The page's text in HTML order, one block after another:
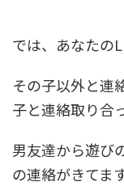
では、あなたの
その子以外と連
子と連絡取り合
男友達から遊び
の連絡がきてま